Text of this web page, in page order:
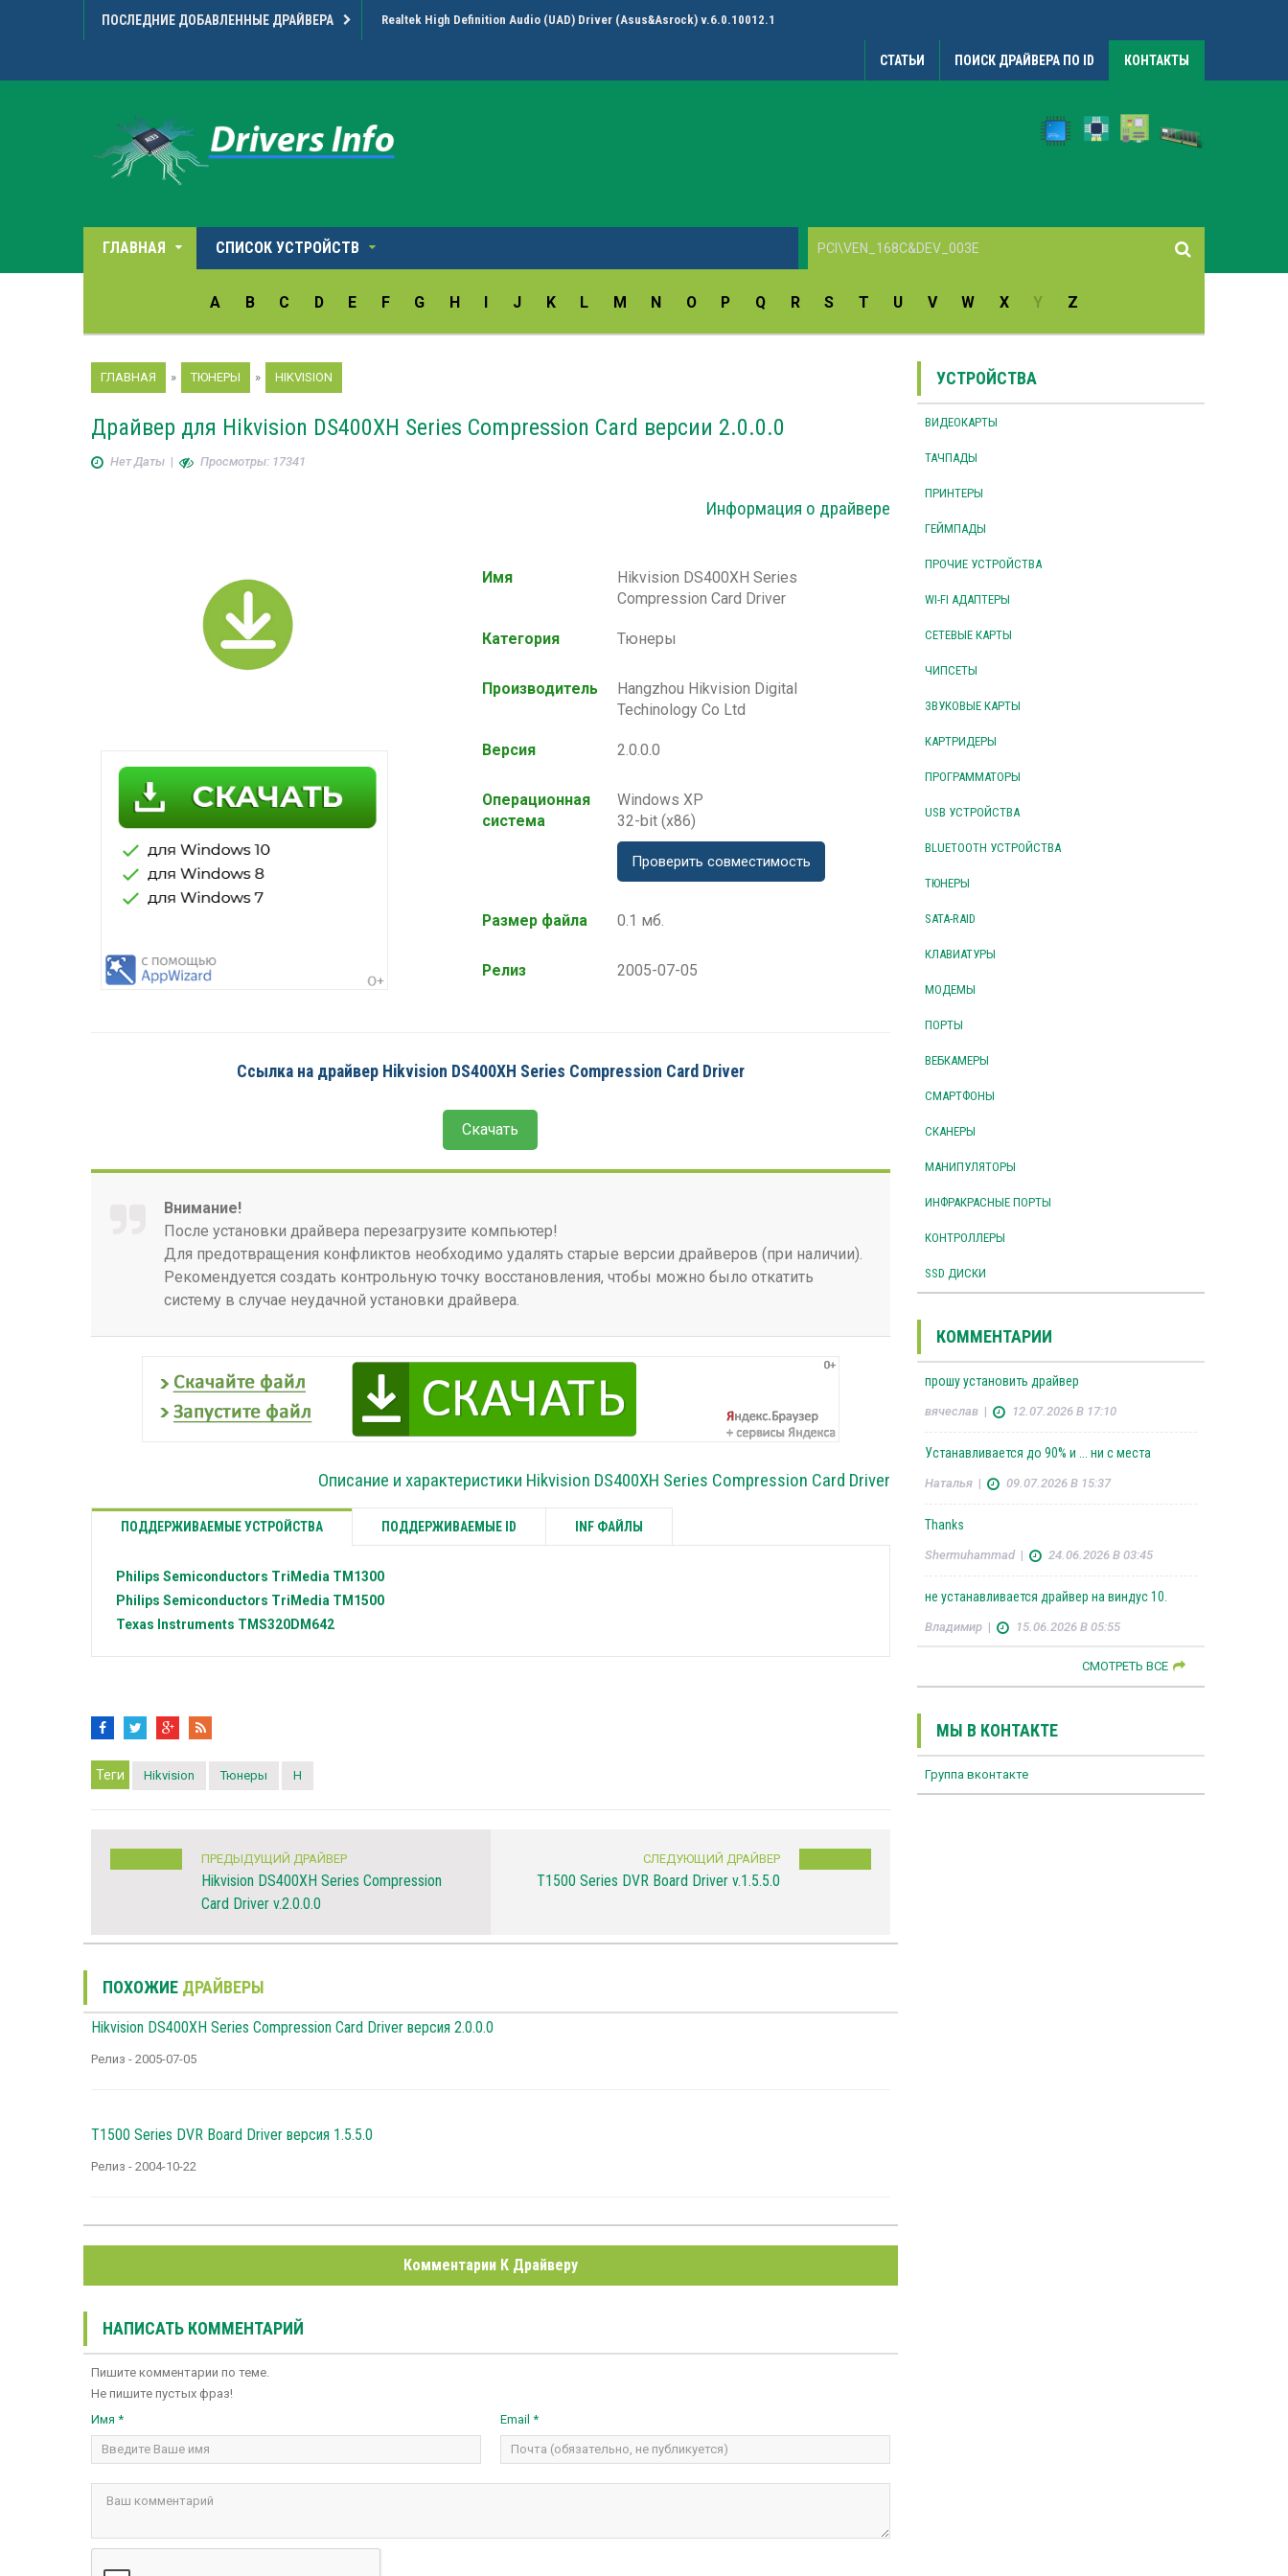
ПОСЛЕДНИЕ ДОБАВЛЕННЫЕ ДРАЙВЕРА Realtek High Definition Audio (UAD) Driver (Asus&Asrock) v.6.0.10012.1
СТАТЬИ ПОИСК ДРАЙВЕРА ПО ID КОНТАКТЫ
ГЛАВНАЯ СПИСОК УСТРОЙСТВ
A B C D E F G H J K L M N O P Q R S T U V W X Y Z
ГЛАВНАЯ » ТЮНЕРЫ » HIKVISION
Драйвер для Hikvision DS400XH Series Compression Card версии 2.0.0.0
Нет Даты | Просмотры: 17341
Информация о драйвере
Имя
Hikvision DS400XH Series
Compression Card Driver
Категория Тюнеры
Производитель
Hangzhou Hikvision Digital
Techinology Co Ltd
Версия 2.0.0.0
Операционная
система
Windows XP
32-bit (x86)
Проверить совместимость
Размер файла 0.1 мб.
Релиз 2005-07-05
Ссылка на драйвер Hikvision DS400XH Series Compression Card Driver
Скачать
Внимание!
После установки драйвера перезагрузите компьютер!
Для предотвращения конфликтов необходимо удалять старые версии драйверов (при наличии).
Рекомендуется создать контрольную точку восстановления, чтобы можно было откатить
систему в случае неудачной установки драйвера.
Описание и характеристики Hikvision DS400XH Series Compression Card Driver
ПОДДЕРЖИВАЕМЫЕ УСТРОЙСТВА ПОДДЕРЖИВАЕМЫЕ ID INF ФАЙЛЫ
Philips Semiconductors TriMedia TM1300
Philips Semiconductors TriMedia TM1500
Texas Instruments TMS320DM642
Теги Hikvision Тюнеры H
ПРЕДЫДУЩИЙ ДРАЙВЕР
Hikvision DS400XH Series Compression
Card Driver v.2.0.0.0
СЛЕДУЮЩИЙ ДРАЙВЕР
T1500 Series DVR Board Driver v.1.5.5.0
ПОХОЖИЕ ДРАЙВЕРЫ
Hikvision DS400XH Series Compression Card Driver версия 2.0.0.0
Релиз - 2005-07-05
T1500 Series DVR Board Driver версия 1.5.5.0
Релиз - 2004-10-22
Комментарии К Драйверу
НАПИСАТЬ КОММЕНТАРИЙ
Пишите комментарии по теме.
Не пишите пустых фраз!
Имя *
Email *
УСТРОЙСТВА
ВИДЕОКАРТЫ
ТАЧПАДЫ
ПРИНТЕРЫ
ГЕЙМПАДЫ
ПРОЧИЕ УСТРОЙСТВА
WI-FI АДАПТЕРЫ
СЕТЕВЫЕ КАРТЫ
ЧИПСЕТЫ
ЗВУКОВЫЕ КАРТЫ
КАРТРИДЕРЫ
ПРОГРАММАТОРЫ
USB УСТРОЙСТВА
BLUETOOTH УСТРОЙСТВА
ТЮНЕРЫ
SATA-RAID
КЛАВИАТУРЫ
МОДЕМЫ
ПОРТЫ
ВЕБКАМЕРЫ
СМАРТФОНЫ
СКАНЕРЫ
МАНИПУЛЯТОРЫ
ИНФРАКРАСНЫЕ ПОРТЫ
КОНТРОЛЛЕРЫ
SSD ДИСКИ
КОММЕНТАРИИ
прошу установить драйвер
вячеслав| 12.07.2026 В 17:10
Устанавливается до 90% и ... ни с места
Наталья| 09.07.2026 В 15:37
Thanks
Shermuhammad| 24.06.2026 В 03:45
не устанавливается драйвер на виндус 10.
Владимир| 15.06.2026 В 05:55
СМОТРЕТЬ ВСЕ
МЫ В КОНТАКТЕ
Группа вконтакте